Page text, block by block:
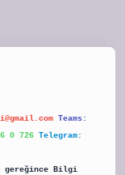
Teams:
0 726 Telegram:
gereğince Bilgi